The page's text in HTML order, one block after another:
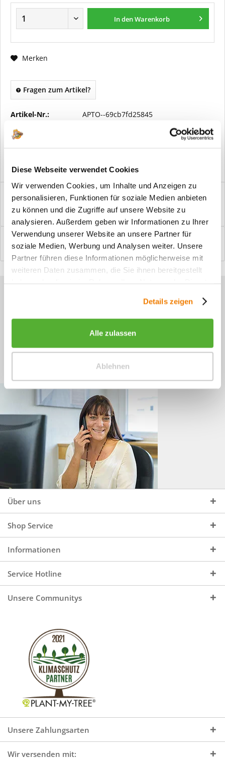
Diese Webseite verwendet Cookies
Wir verwenden Cookies, um Inhalte und Anzeigen zu
personalisieren, Funktionen für soziale Medien anbieten
zu können und die Zugriffe auf unsere Website zu
analysieren. Außerdem geben wir Informationen zu Ihrer
Verwendung unserer Website an unsere Partner für
soziale Medien, Werbung und Analysen weiter. Unsere
Partner führen diese Informationen möglicherweise mit
weiteren Daten zusammen, die Sie ihnen bereitgestellt
Details zeigen
Alle zulassen
Ablehnen
In denWarenkorb
Merken
Fragen zum Artikel?
Artikel-Nr.: APTO--69cb7fd25845
Vorteile
Windfangelemente online am Bildschirm konfigurieren und
einbaufertig bestellen. In wenigen...
Bewertungen
0
Bewertungen lesen, schreiben und diskutieren...mehr
Sie haben Fragen zu unseren
+49 (0)4244 965 34 04
Mo - Do, 09:00 - 16:00 Uhr
und Fr, 09:00 - 13:00 Uhr
Über uns
Shop Service
Informationen
Service Hotline
Unsere Communitys
Unsere Zahlungsarten
Wir versenden mit: